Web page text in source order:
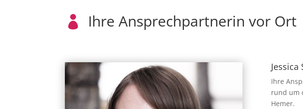
 Ihre Ansprechpartnerin vor Ort
Jessica
Ihre
rund um
Hemer.